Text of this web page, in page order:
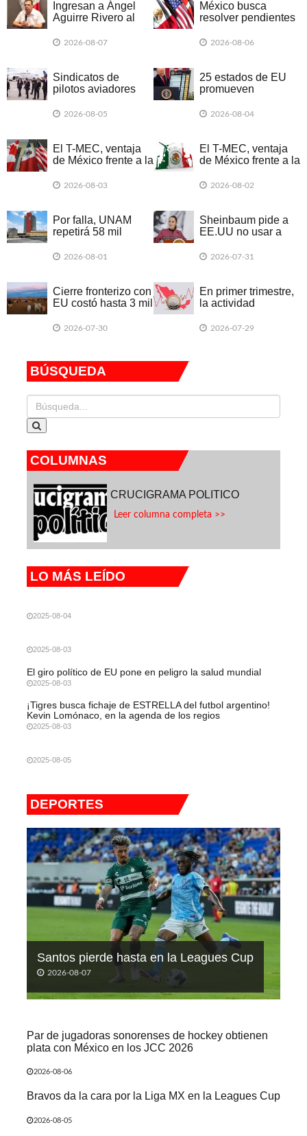
Ingresan a Ángel
Aguirre Rivero al
presunta
Ayotzinapa
2026-08-07
México busca
resolver pendientes
2026: Concamin
2026-08-06
Sindicatos de
pilotos aviadores
incluirlos en
2026-08-05
25 estados de EU
promueven
por nuevos
2026-08-04
El T-MEC, ventaja
de México frente a la
2026-08-03
El T-MEC, ventaja
de México frente a la
2026-08-02
Por falla, UNAM
repetirá 58 mil
presencial
2026-08-01
Sheinbaum pide a
EE.UU no usar a
electoral
2026-07-31
Cierre fronterizo con
EU costó hasta 3 mil
2026-07-30
En primer trimestre,
la actividad
en 20 entidades
2026-07-29
BÚSQUEDA
COLUMNAS
CRUCIGRAMA POLITICO
Leer columna completa >>
LO MÁS LEÍDO
2025-08-04
2025-08-03
El giro político de EU pone en peligro la salud mundial
2025-08-03
¡Tigres busca fichaje de ESTRELLA del futbol argentino!
Kevin Lomónaco, en la agenda de los regios
2025-08-03
2025-08-05
DEPORTES
Santos pierde hasta en la Leagues Cup
2026-08-07
Par de jugadoras sonorenses de hockey obtienen
plata con México en los JCC 2026
2026-08-06
Bravos da la cara por la Liga MX en la Leagues Cup
2026-08-05